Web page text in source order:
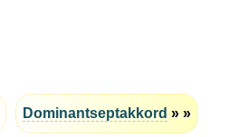
Dominantseptakkord » »